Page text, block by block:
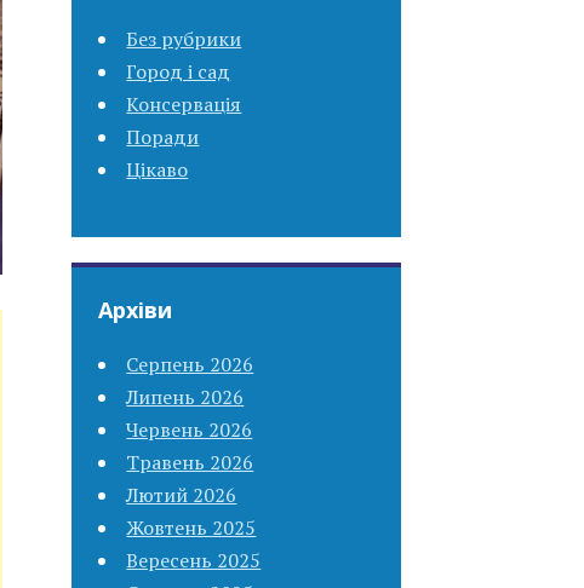
Без рубрики
Город і сад
Консервація
Поради
Цікаво
Архіви
Серпень 2026
Липень 2026
Червень 2026
Травень 2026
Лютий 2026
Жовтень 2025
Вересень 2025